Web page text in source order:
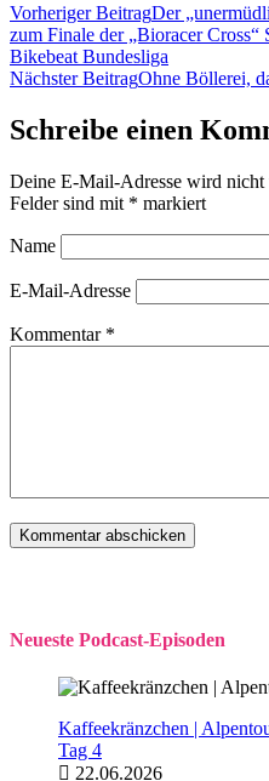
Vorheriger BeitragDer
zum Finale der „Bioracer
Bikebeat Bundesliga
Nächster BeitragOhne Böllerei,
Schreibe einen
Deine E-Mail-Adresse wird
Felder sind mit * markiert
Name
E-Mail-Adresse
Kommentar *
Neueste Podcast-Episoden
Kaffeekränzchen |
Tag 4
22.06.2026